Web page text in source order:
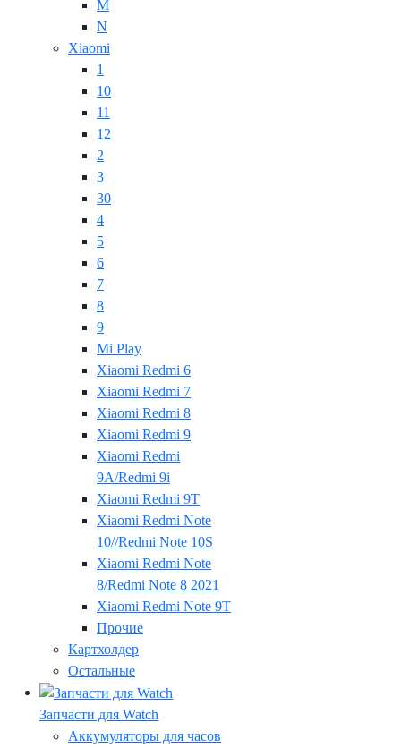
M
N
Xiaomi
1
10
11
12
2
3
30
4
5
6
7
8
9
Mi Play
Xiaomi Redmi 6
Xiaomi Redmi 7
Xiaomi Redmi 8
Xiaomi Redmi 9
Xiaomi Redmi
9A/Redmi 9i
Xiaomi Redmi 9T
Xiaomi Redmi Note
10//Redmi Note 10S
Xiaomi Redmi Note
8/Redmi Note 8 2021
Xiaomi Redmi Note 9T
Прочие
Картхолдер
Остальные
Запчасти для Watch
Аккумуляторы для часов